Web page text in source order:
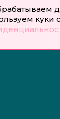
куки
о защите